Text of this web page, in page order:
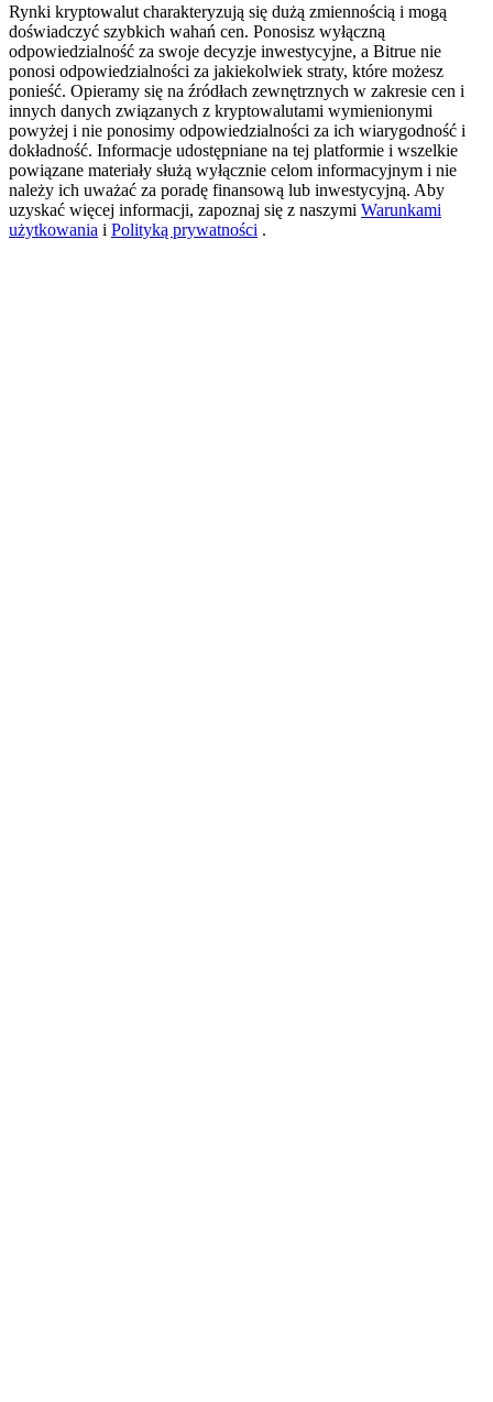
Exclusive for BitMart Users
Register & Trade to Win 500,000 USDT
Precious Metals Trading Carnival
Rynki kryptowalut charakteryzują się dużą zmiennością i mogą
doświadczyć szybkich wahań cen. Ponosisz wyłączną
odpowiedzialność za swoje decyzje inwestycyjne, a Bitrue nie
ponosi odpowiedzialności za jakiekolwiek straty, które możesz
ponieść. Opieramy się na źródłach zewnętrznych w zakresie cen i
innych danych związanych z kryptowalutami wymienionymi
powyżej i nie ponosimy odpowiedzialności za ich wiarygodność i
dokładność. Informacje udostępniane na tej platformie i wszelkie
powiązane materiały służą wyłącznie celom informacyjnym i nie
należy ich uważać za poradę finansową lub inwestycyjną. Aby
uzyskać więcej informacji, zapoznaj się z naszymi Warunkami
użytkowania i Polityką prywatności .